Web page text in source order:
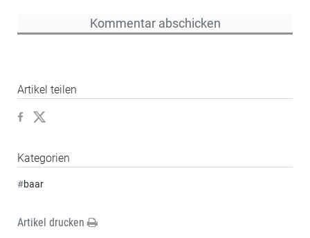
Artikel teilen
Kategorien
#baar
Artikel drucken